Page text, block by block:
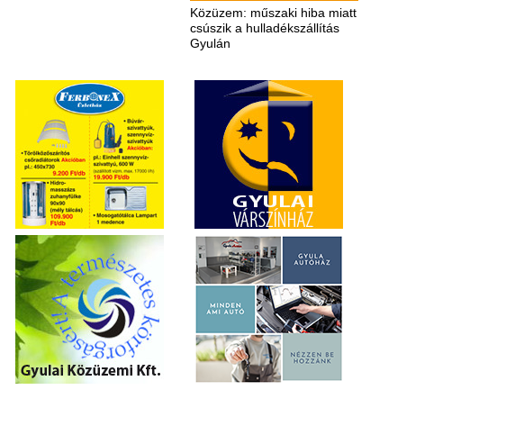
Közüzem: műszaki hiba miatt
csúszik a hulladékszállítás
Gyulán